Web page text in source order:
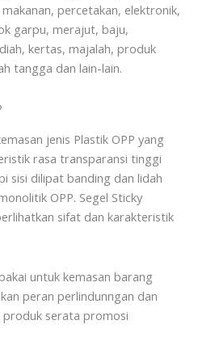
percetakan, elektronik,
garpu, merajut, baju,
kertas, majalah, produk
tangga dan lain-lain.
jenis Plastik OPP yang
rasa transparansi tinggi
sisi dilipat banding dan lidah
OPP. Segel Sticky
sifat dan karakteristik
untuk kemasan barang
peran perlindunngan dan
produk serata promosi